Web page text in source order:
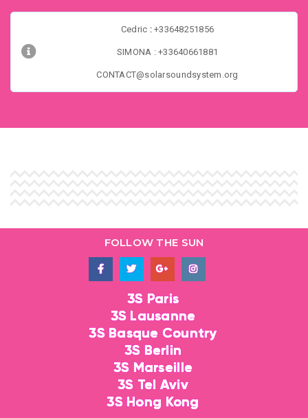
Cedric :+33648251856
SIMONA : +33640661881
CONTACT@solarsoundsystem.org
FOLLOW THE SUN
3S Paris
3S Lausanne
3S Basque Country
3S Berlin
3S Marseille
3S Tel Aviv
3S Hong Kong